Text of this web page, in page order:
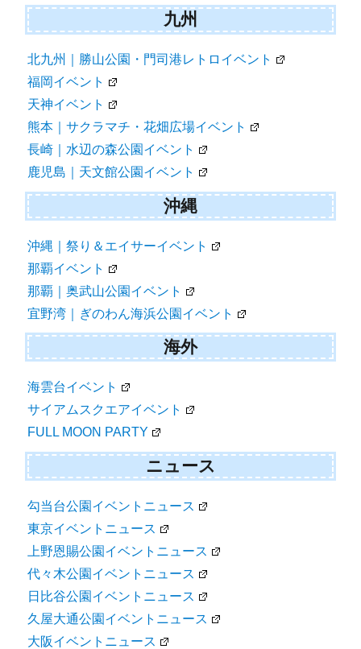
九州
北九州｜勝山公園・門司港レトロイベント
福岡イベント
天神イベント
熊本｜サクラマチ・花畑広場イベント
長崎｜水辺の森公園イベント
鹿児島｜天文館公園イベント
沖縄
沖縄｜祭り＆エイサーイベント
那覇イベント
那覇｜奥武山公園イベント
宜野湾｜ぎのわん海浜公園イベント
海外
海雲台イベント
サイアムスクエアイベント
FULL MOON PARTY
ニュース
勾当台公園イベントニュース
東京イベントニュース
上野恩賜公園イベントニュース
代々木公園イベントニュース
日比谷公園イベントニュース
久屋大通公園イベントニュース
大阪イベントニュース